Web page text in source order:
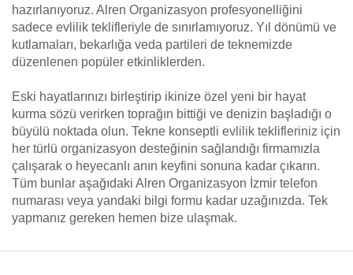
hazırlanıyoruz. Alren Organizasyon profesyonelliğini
sadece evlilik teklifleriyle de sınırlamıyoruz. Yıl dönümü ve
kutlamaları, bekarlığa veda partileri de teknemizde
düzenlenen popüler etkinliklerden.
Eski hayatlarınızı birleştirip ikinize özel yeni bir hayat
kurma sözü verirken toprağın bittiği ve denizin başladığı o
büyülü noktada olun. Tekne konseptli evlilik teklifleriniz için
her türlü organizasyon desteğinin sağlandığı firmamızla
çalışarak o heyecanlı anın keyfini sonuna kadar çıkarın.
Tüm bunlar aşağıdaki Alren Organizasyon İzmir telefon
numarası veya yandaki bilgi formu kadar uzağınızda. Tek
yapmanız gereken hemen bize ulaşmak.